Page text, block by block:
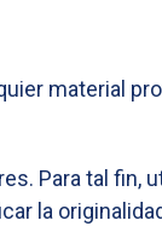
material
Para tal fin,
la